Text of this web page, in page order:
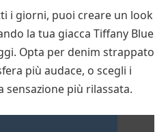
i giorni, puoi creare un look
la tua giacca Tiffany Blue
Opta per denim strappato
più audace, o scegli i
sensazione più rilassata.